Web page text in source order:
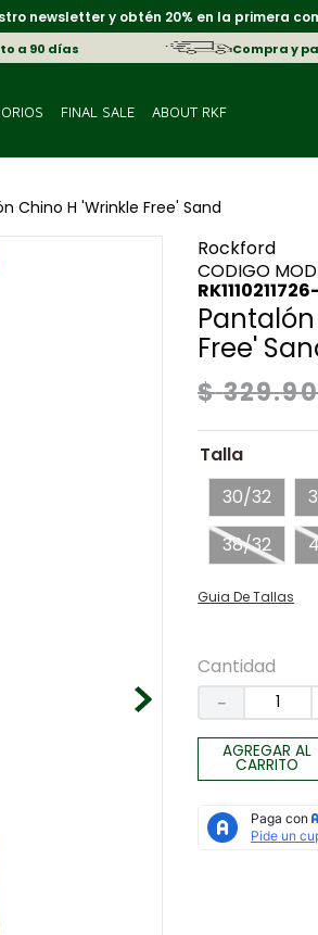
newsletter y obtén 20% en la primera
a 90 días Compra y
FINAL SALE ABOUT RKF
Chino H 'Wrinkle Free' Sand
Rockford
Free'
$ 329.
Talla
30/32
38/32
Guia De Tallas
Cantidad
－
AGREGAR AL
CARRITO